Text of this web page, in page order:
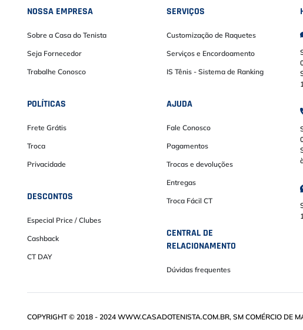
NOSSA EMPRESA
Sobre a Casa do Tenista
Seja Fornecedor
Trabalhe Conosco
POLÍTICAS
Frete Grátis
Troca
Privacidade
DESCONTOS
Especial Price / Clubes
Cashback
CT DAY
SERVIÇOS
Customização de Raquetes
Serviços e Encordoamento
IS Tênis - Sistema de Ranking
AJUDA
Fale Conosco
Pagamentos
Trocas e devoluções
Entregas
Troca Fácil CT
CENTRAL DE
RELACIONAMENTO
Dúvidas frequentes
COPYRIGHT © 2018 - 2024 WWW.CASADOTENISTA.COM.BR, SM COMÉRCIO DE